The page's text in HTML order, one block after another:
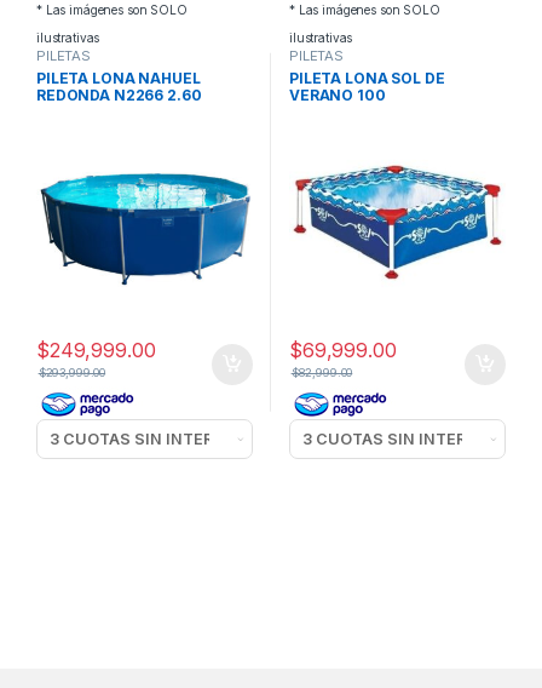
* Las imágenes son SOLO
ilustrativas
PILETAS
PILETA LONA NAHUEL
REDONDA N2266 2.60
$249,999.00
$293,999.00
* Las imágenes son SOLO
ilustrativas
PILETAS
PILETA LONA SOL DE
VERANO 100
$69,999.00
$82,999.00